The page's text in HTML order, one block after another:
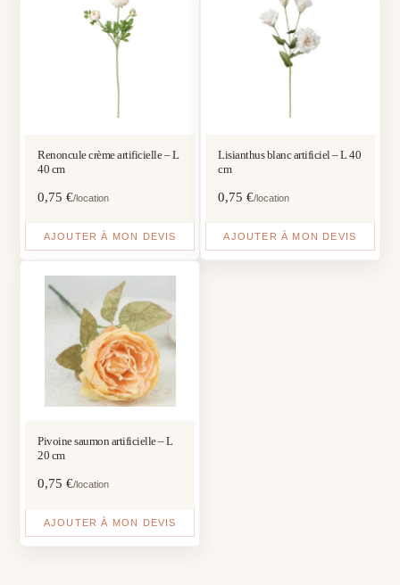
Renoncule crème artificielle – L
40 cm
0,75€/location
AJOUTER À MON DEVIS
Lisianthus blanc artificiel – L 40
cm
0,75 €/location
AJOUTER À MON DEVIS
Pivoine saumon artificielle – L
20 cm
0,75€/location
AJOUTER À MON DEVIS